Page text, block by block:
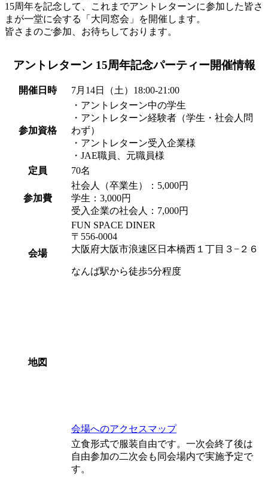
15周年を記念して、これまでアントレターンに参加した皆さ
まが一堂に会する「大同窓会」を開催します。
皆さまのご参加、お待ちしております。
アントレターン 15周年記念パーティー開催情報
開催日時 7月14日（土）18:00-21:00
参加資格
・アントレターン中の学生
・アントレターン経験者（学生・社会人問
わず）
・アントレターン受入企業様
・JAE職員、元職員様
定員
70名
参加費
社会人（卒業生）：5,000円
学生：3,000円
受入企業の社会人：7,000円
会場
FUN SPACE DINER
〒556-0004
大阪府大阪市浪速区日本橋西１丁目３−２６
なんば駅から徒歩5分程度
地図
会場へのアクセスマップ
立食形式で服装自由です。一次会終了後は
自由参加の二次会も同会場内で実施予定で
す。